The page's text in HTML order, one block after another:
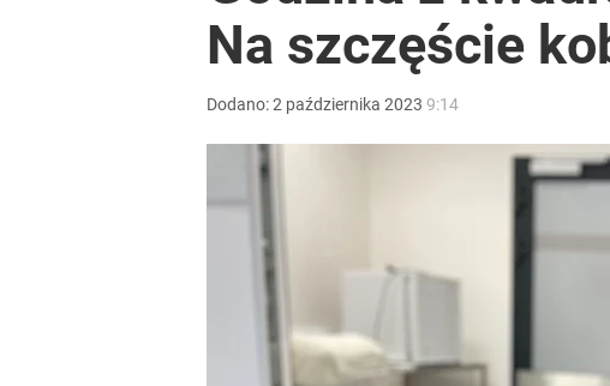
Farmacja: wzrost pod presją. co czeka branżę do 2030
Na szczęście
Dodano:2 października 2023 9:14